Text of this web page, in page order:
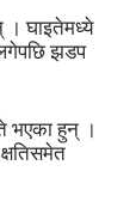
। घाइतेमध्ये
झडप
भएका हुन् ।